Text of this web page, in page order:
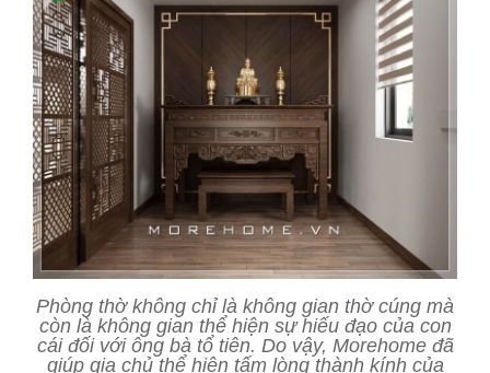
Phòng thờ không chỉ là không gian thờ cúng mà
còn là không gian thể hiện sự hiếu đạo của con
cái đối với ông bà tổ tiên. Do vậy, Morehome đã
giúp gia chủ thể hiện tấm lòng thành kính của